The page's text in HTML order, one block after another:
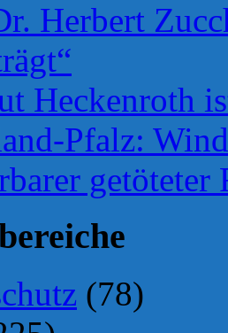
Herbert
Heckenroth
Pfalz:
getöteter
(78)